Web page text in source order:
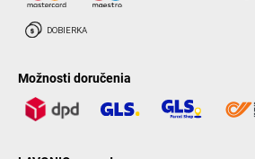
Možnosti doručenia